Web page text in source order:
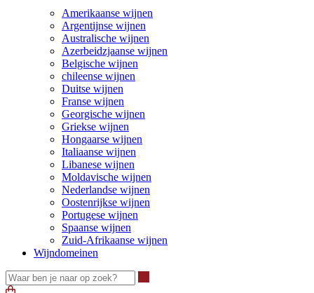
Amerikaanse wijnen
Argentijnse wijnen
Australische wijnen
Azerbeidzjaanse wijnen
Belgische wijnen
chileense wijnen
Duitse wijnen
Franse wijnen
Georgische wijnen
Griekse wijnen
Hongaarse wijnen
Italiaanse wijnen
Libanese wijnen
Moldavische wijnen
Nederlandse wijnen
Oostenrijkse wijnen
Portugese wijnen
Spaanse wijnen
Zuid-Afrikaanse wijnen
Wijndomeinen